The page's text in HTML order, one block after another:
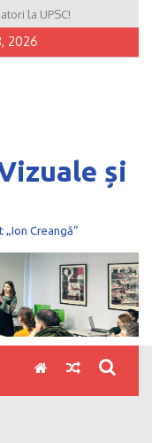
la UPSC!
2026
și
Creangă”